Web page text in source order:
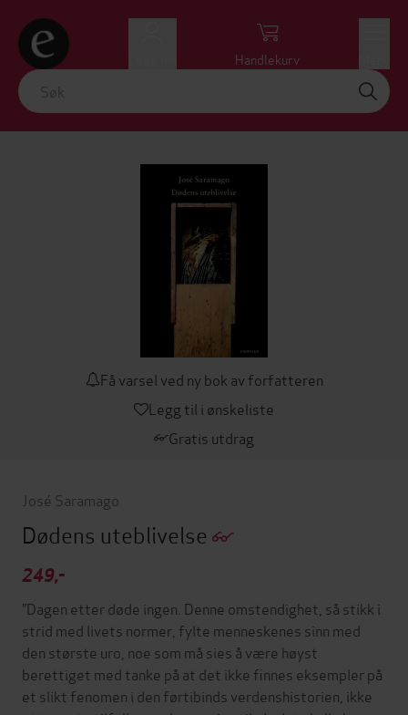
Handlekurv
Få varsel ved ny bok av forfatteren
Legg til i ønskeliste
Gratis utdrag
José Saramago
Dødens uteblivelse
249,-
”Dagen etter døde ingen. Denne omstendighet, så stikk i
strid med livets normer, fylte menneskenes sinn med
den største uro, noe som må sies å være høyst
berettiget med tanke på at det ikke finnes eksempler på
et slikt fenomen i den førtibinds verdenshistorien, ikke